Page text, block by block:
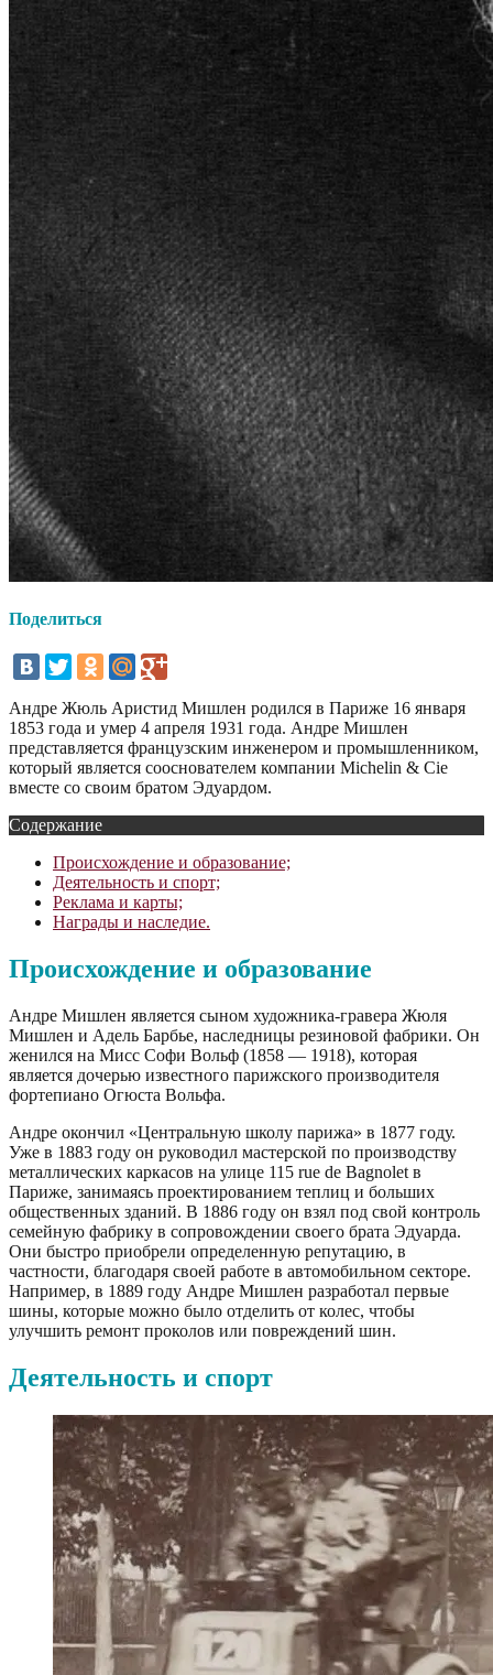
Поделиться
Андре Жюль Аристид Мишлен родился в Париже 16 января
1853 года и умер 4 апреля 1931 года. Андре Мишлен
представляется французским инженером и промышленником,
который является сооснователем компании Michelin & Cie
вместе со своим братом Эдуардом.
Содержание
Происхождение и образование;
Деятельность и спорт;
Реклама и карты;
Награды и наследие.
Происхождение и образование
Андре Мишлен является сыном художника-гравера Жюля
Мишлен и Адель Барбье, наследницы резиновой фабрики. Он
женился на Мисс Софи Вольф (1858 — 1918), которая
является дочерью известного парижского производителя
фортепиано Огюста Вольфа.
Андре окончил «Центральную школу парижа» в 1877 году.
Уже в 1883 году он руководил мастерской по производству
металлических каркасов на улице 115 rue de Bagnolet в
Париже, занимаясь проектированием теплиц и больших
общественных зданий. В 1886 году он взял под свой контроль
семейную фабрику в сопровождении своего брата Эдуарда.
Они быстро приобрели определенную репутацию, в
частности, благодаря своей работе в автомобильном секторе.
Например, в 1889 году Андре Мишлен разработал первые
шины, которые можно было отделить от колес, чтобы
улучшить ремонт проколов или повреждений шин.
Деятельность и спорт